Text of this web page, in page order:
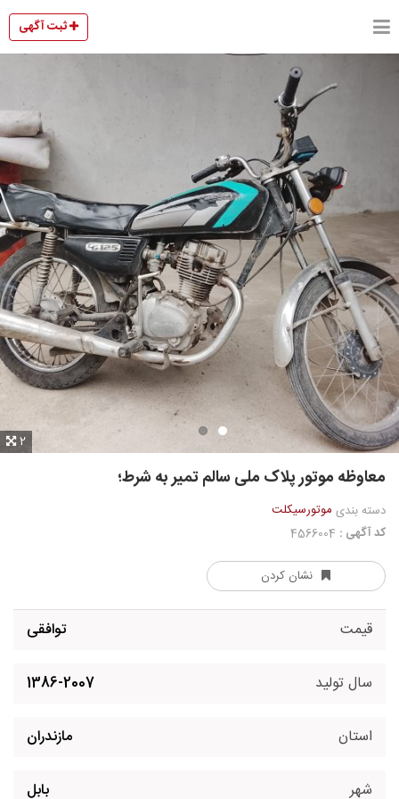
ثبت آگهی
2
معاوظه موتور پلاک ملی سالم تمیر به شرط؛
دسته بندی موتورسیکلت
کد آگهی :
نشان کردن
قیمت توافقی
سال تولید 1386-2007
استان مازندران
شهر بابل